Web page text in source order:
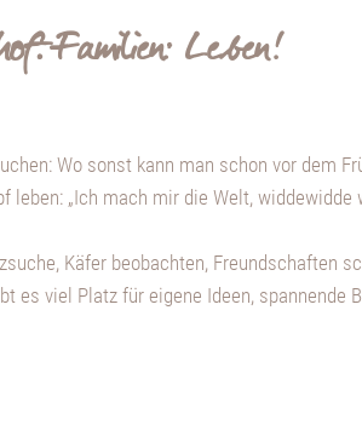
Familien: Leben!
Wo sonst kann man schon vor dem
„Ich mach mir die Welt,
Käfer beobachten, Freundschaften
viel Platz für eigene Ideen, spannende